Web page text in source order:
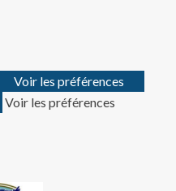
Voir les préférences
Voir les préférences